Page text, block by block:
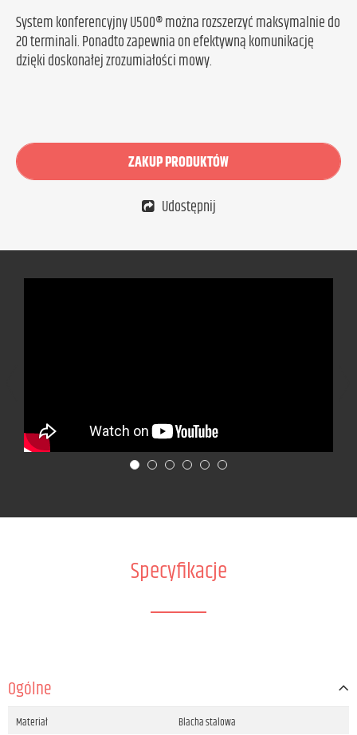
System konferencyjny U500® można rozszerzyć maksymalnie do
20 terminali. Ponadto zapewnia on efektywną komunikację
dzięki doskonałej zrozumiałości mowy.
ZAKUP PRODUKTÓW
Udostępnij
Specyfikacje
Ogólne
Materiał Blacha stalowa